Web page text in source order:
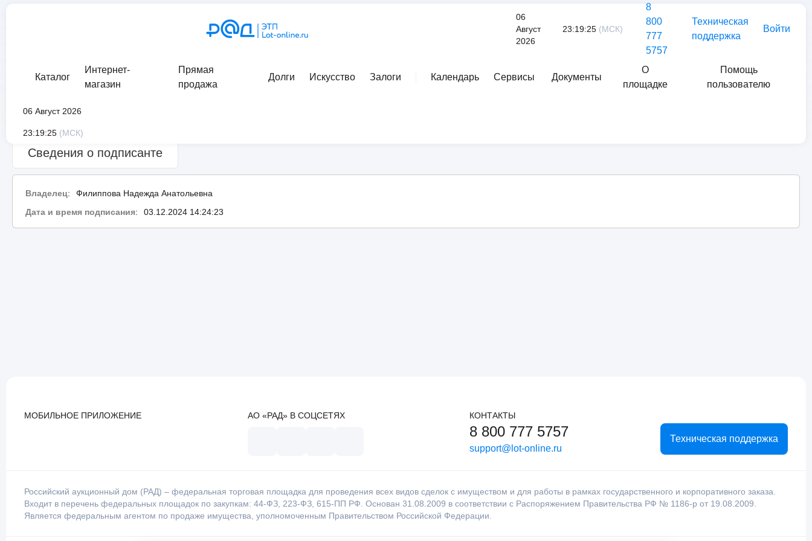
06
Август
2026
23:19:25 (МСК)
8
800
777
5757
Техническая
поддержка
Войти
Каталог
Интернет-
магазин
Прямая
продажа
Долги Искусство Залоги Календарь Сервисы Документы
О
площадке
Помощь
пользователю
06 Август 2026
23:19:25 (МСК)
Сведения о подписанте
Владелец:
Филиппова Надежда Анатольевна
Дата и время подписания: 03.12.2024 14:24:23
МОБИЛЬНОЕ ПРИЛОЖЕНИЕ АО «РАД» В СОЦСЕТЯХ КОНТАКТЫ
8 800 777 5757
support@lot-online.ru
Техническая поддержка
Российский аукционный дом (РАД) – федеральная торговая площадка для проведения всех видов сделок с имуществом и для работы в рамках государственного и корпоративного заказа.
Входит в перечень федеральных площадок по закупкам: 44-ФЗ, 223-ФЗ, 615-ПП РФ. Основан 31.08.2009 в соответствии с Распоряжением Правительства РФ № 1186-р от 19.08.2009.
Является федеральным агентом по продаже имущества, уполномоченным Правительством Российской Федерации.